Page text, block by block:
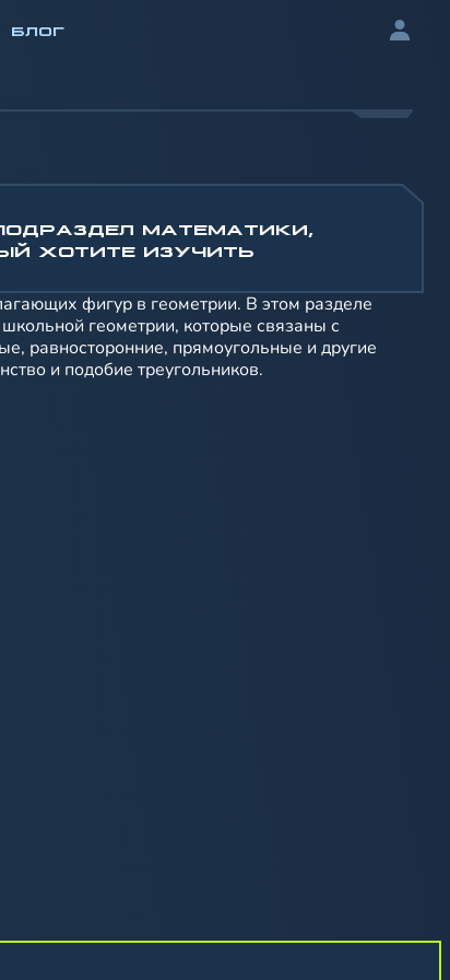
БЛОГ
МАТЕМАТИКИ,
ХОТИТЕ ИЗУЧИТЬ
фигур в геометрии. В этом разделе
геометрии, которые связаны с
равносторонние, прямоугольные и другие
и подобие треугольников.